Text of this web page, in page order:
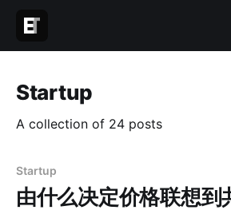
Startup
A collection of 24 posts
Startup
由什么决定价格联想到